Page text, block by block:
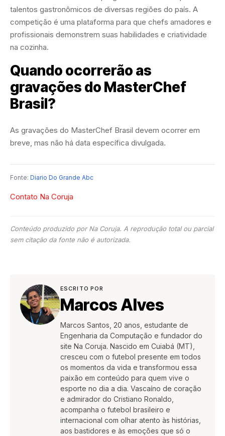
talentos gastronômicos de diversas regiões do país. A
competição é uma plataforma para que chefs amadores e
profissionais demonstrem suas habilidades e criatividade
na cozinha.
Quando ocorrerão as
gravações do MasterChef
Brasil?
As gravações do MasterChef Brasil devem ocorrer em
breve, mas não há data específica divulgada.
Fonte: Diario Do Grande Abc
Contato Na Coruja
Conteúdo produzido por Na Coruja. A reprodução total ou parcial
sem citação da fonte não é autorizada.
ESCRITO POR
Marcos Alves
Marcos Santos, 20 anos, estudante de
Engenharia da Computação e fundador do
site Na Coruja. Nascido em Cuiabá (MT),
cresceu com o futebol presente em todos
os momentos da vida e transformou essa
paixão em conteúdo para quem vive o
esporte no dia a dia. Vascaíno de coração
e admirador do Cristiano Ronaldo,
acompanha o futebol brasileiro e
internacional com olhar atento às histórias,
aos bastidores e às emoções que só o